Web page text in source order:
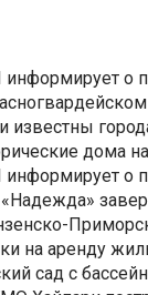
информирует о
известны
дома
информирует о
на аренду
сад с